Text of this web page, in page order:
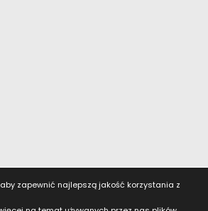
zapewnić najlepszą jakość korzystania z